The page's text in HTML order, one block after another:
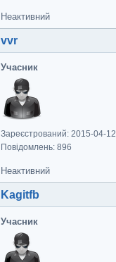
Неактивний
vvr
Учасник
Зареєстрований: 2015-04-12
Повідомлень: 896
Неактивний
Kagitfb
Учасник